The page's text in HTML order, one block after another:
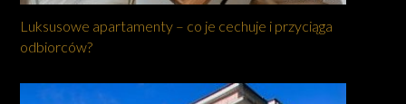
Luksusowe apartamenty – co je cechuje i przyciąga
odbiorców?